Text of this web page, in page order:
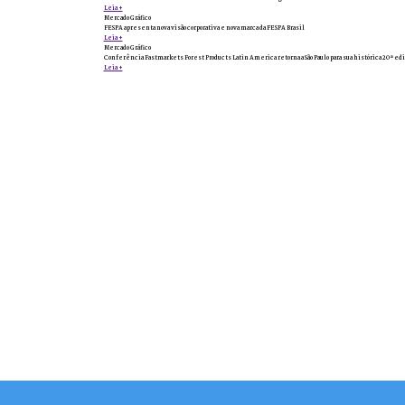
Leia +
Mercado Gráfico
FESPA apresenta nova visão corporativa e nova marca da FESPA Brasil
Leia +
Mercado Gráfico
Conferência Fastmarkets Forest Products Latin America retorna a São Paulo para sua histórica 20ª
Leia +